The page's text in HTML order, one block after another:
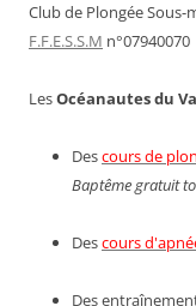
Club de Plongée Sous-
F.F.E.S.S.M n°07940070
LesOcéanautes du
Descours de
Baptême gratuit
Descours
Des